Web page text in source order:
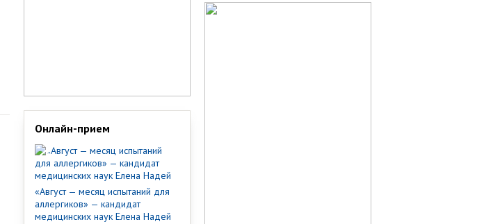
Онлайн-прием
«Август — месяц испытаний для
аллергиков» — кандидат
медицинских наук Елена Надей